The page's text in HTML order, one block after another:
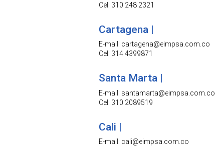
Cel: 310 248 2321
Cartagena |
E-mail: cartagena@eimpsa.com.co
Cel: 314 4399871
Santa Marta |
E-mail: santamarta@eimpsa.com.co
Cel: 310 2089519
Cali |
E-mail: cali@eimpsa.com.co